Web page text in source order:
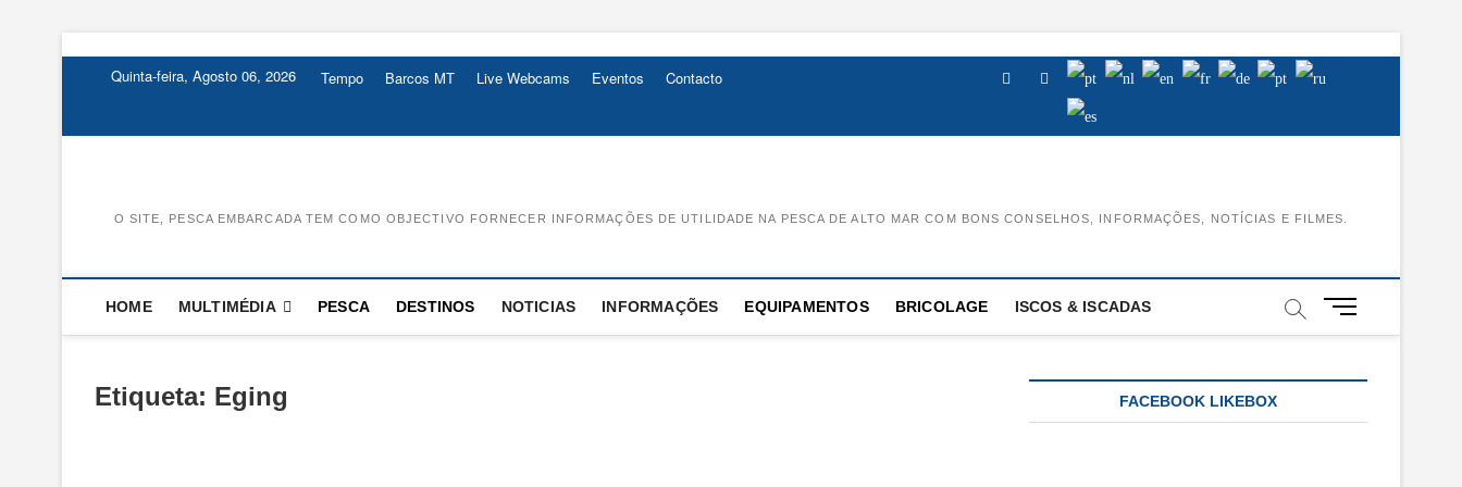
Quinta-feira, Agosto 06, 2026 Tempo Barcos MT Live Webcams Eventos Contacto FacebookInstagramYoutube
O SITE, PESCA EMBARCADA TEM COMO OBJECTIVO FORNECER INFORMAÇÕES DE UTILIDADE NA PESCA DE ALTO MAR COM BONS CONSELHOS, INFORMAÇÕES, NOTÍCIAS E FILMES.
HOME MULTIMÉDIA PESCA DESTINOS NOTICIAS INFORMAÇÕES EQUIPAMENTOS BRICOLAGE ISCOS & ISCADAS
M
u
u
Etiqueta: Eging FACEBOOK LIKEBOX